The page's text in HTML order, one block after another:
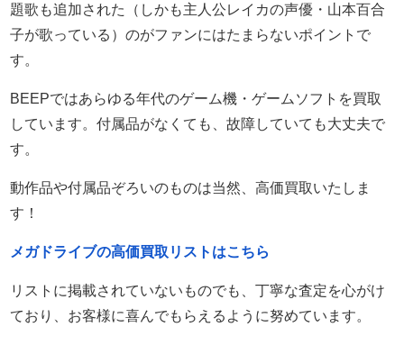
題歌も追加された（しかも主人公レイカの声優・山本百合
子が歌っている）のがファンにはたまらないポイントで
す。
BEEPではあらゆる年代のゲーム機・ゲームソフトを買取
しています。付属品がなくても、故障していても大丈夫で
す。
動作品や付属品ぞろいのものは当然、高価買取いたしま
す！
メガドライブの高価買取リストはこちら
リストに掲載されていないものでも、丁寧な査定を心がけ
ており、お客様に喜んでもらえるように努めています。